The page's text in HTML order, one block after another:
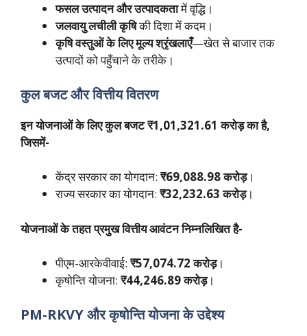
फसल उत्पादन और उत्पादकतामें वृद्धि।
जलवायु लचीली कृषिकी दिशा में कदम।
कृषि वस्तुओं के लिए मूल्य श्रृंखलाएँ—खेत से बाजार तक
उत्पादों को पहुँचाने के तरीके।
कुल बजट और वित्तीय वितरण
इन योजनाओं के लिए कुल बजट ₹1,01,321.61 करोड़ का है,
जिसमें-
केंद्र सरकार का योगदान: ₹69,088.98 करोड़।
राज्य सरकार का योगदान: ₹32,232.63 करोड़।
योजनाओं के तहत प्रमुख वित्तीय आवंटन निम्नलिखित है-
पीएम-आरकेवीवाई: ₹57,074.72 करोड़।
कृषोन्ति योजना: ₹44,246.89 करोड़।
PM-RKVY और कृषोन्ति योजना के उद्देश्य